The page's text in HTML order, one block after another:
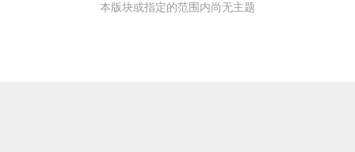
本版块或指定的范围内尚无主题